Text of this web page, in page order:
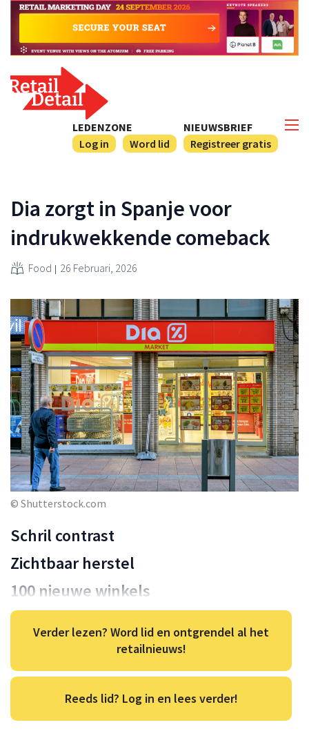
NIEUWSBRIEF
Registreer gratis
LEDENZONE
Log in
Word lid
Dia zorgt in Spanje voor
indrukwekkende comeback
Food 26 Februari, 2026
© Shutterstock.com
Schril contrast
Zichtbaar herstel
100 nieuwe winkels
Verder lezen? Word lid en ontgrendel al het
retailnieuws!
Reeds lid? Log in en lees verder!